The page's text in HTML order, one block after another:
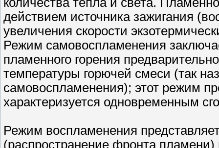
действием источника зажигания
увеличения скорости
Режим самовоспламенения
пламенного горения
температуры горючей смеси (так
самовоспламенения); этот режим
характеризуется одновременным
Режим воспламенения
(распространение фронта